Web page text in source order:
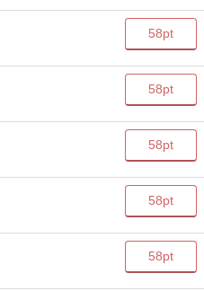
58pt
58pt
58pt
58pt
58pt